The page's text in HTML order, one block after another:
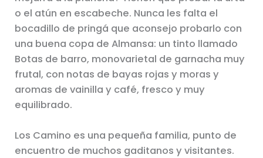
o el atún en escabeche. Nunca les falta el
bocadillo de pringá que aconsejo probarlo con
una buena copa de Almansa: un tinto llamado
Botas de barro, monovarietal de garnacha muy
frutal, con notas de bayas rojas y moras y
aromas de vainilla y café, fresco y muy
equilibrado.
Los Camino es una pequeña familia, punto de
encuentro de muchos gaditanos y visitantes.